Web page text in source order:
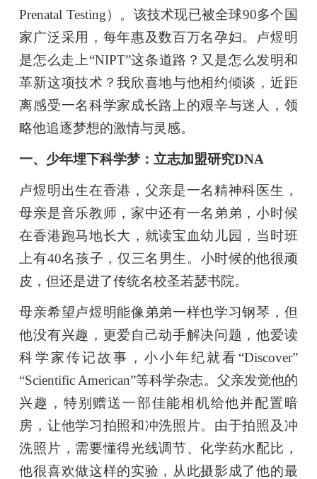
Prenatal Testing）。该技术现已被全球90多个国
家广泛采用，每年惠及数百万名孕妇。卢煜明
是怎么走上“NIPT”这条道路？又是怎么发明和
革新这项技术？我欣喜地与他相约倾谈，近距
离感受一名科学家成长路上的艰辛与迷人，领
略他追逐梦想的激情与灵感。
一、少年埋下科学梦：立志加盟研究DNA
卢煜明出生在香港，父亲是一名精神科医生，
母亲是音乐教师，家中还有一名弟弟，小时候
在香港跑马地长大，就读宝血幼儿园，当时班
上有40名孩子，仅三名男生。小时候的他很顽
皮，但还是进了传统名校圣若瑟书院。
母亲希望卢煜明能像弟弟一样也学习钢琴，但
他没有兴趣，更爱自己动手解决问题，他爱读
科学家传记故事，小小年纪就看“Discover”
“Scientific American”等科学杂志。父亲发觉他的
兴趣，特别赠送一部佳能相机给他并配置暗
房，让他学习拍照和冲洗照片。由于拍照及冲
洗照片，需要懂得光线调节、化学药水配比，
他很喜欢做这样的实验，从此摄影成了他的最